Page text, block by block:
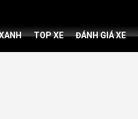
TOP XE ĐÁNH GIÁ XE